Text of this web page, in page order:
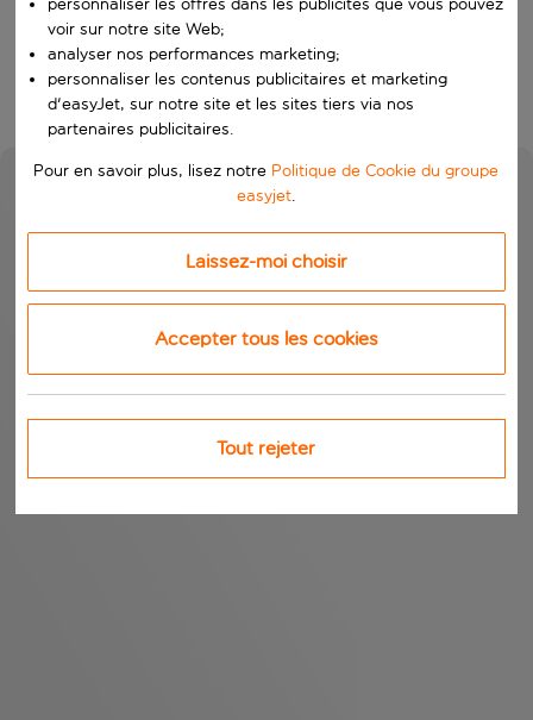
Rechercher
voir sur notre site Web;
analyser nos performances marketing;
personnaliser les contenus publicitaires et marketing
d'easyJet, sur notre site et les sites tiers via nos
partenaires publicitaires.
Pour en savoir plus, lisez notre Politique de Cookie du groupe
easyjet.
Laissez-moi choisir
Accepter tous les cookies
Tout rejeter